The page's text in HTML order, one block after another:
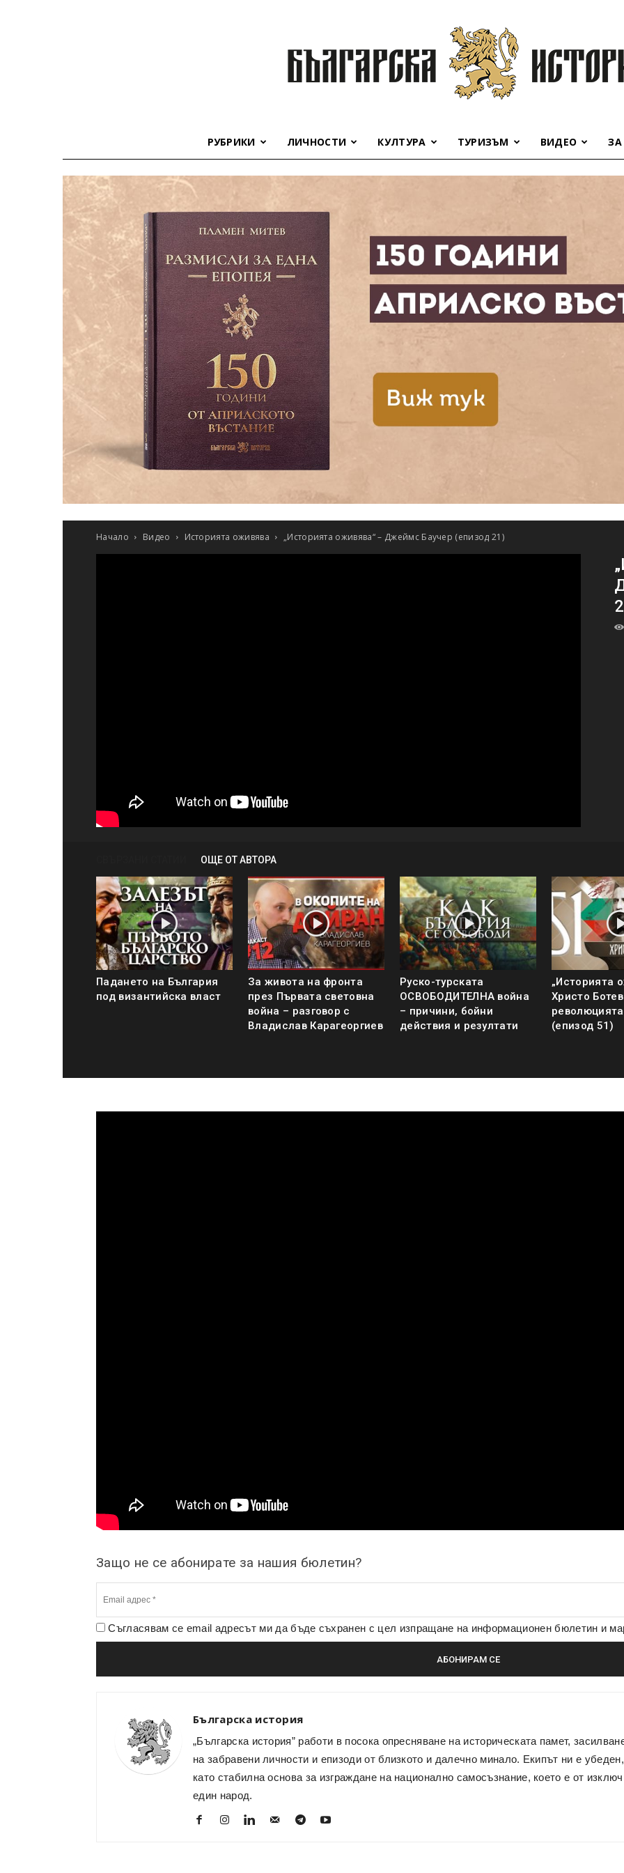
история
РУБРИКИ ЛИЧНОСТИ КУЛТУРА ТУРИЗЪМ ВИДЕО
Начало Видео Историята оживява „Историята оживява“ – Джеймс Баучер (епизод 21)
ОЩЕ ОТ АВТОРА
Падането на България
под византийска власт
За живота на фронта
през Първата световна
война – разговор с
Владислав Карагеоргиев
Руско-турската
ОСВОБОДИТЕЛНА война
– причини, бойни
действия и резултати
„Историята
Христо
(епизод 51)
Защо не се абонирате за нашия бюлетин?
Съгласявам се email адресът ми да бъде съхранен с цел изпращане на информационен бюлетин и
Българска история
„Българска история” работи в посока опресняване на историческата памет,
на забравени личности и епизоди от близкото и далечно минало. Екипът ни е
като стабилна основа за изграждане на национално самосъзнание, което е от
един народ.